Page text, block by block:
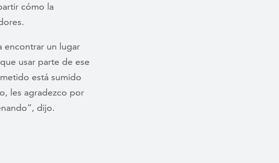
cómo la
encontrar un lugar
usar parte de ese
está sumido
les agradezco por
dijo.